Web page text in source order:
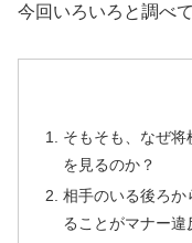
今回いろいろと調べ
そもそも、なぜ
を見るのか？
相手のいる後ろか
ることがマナー違